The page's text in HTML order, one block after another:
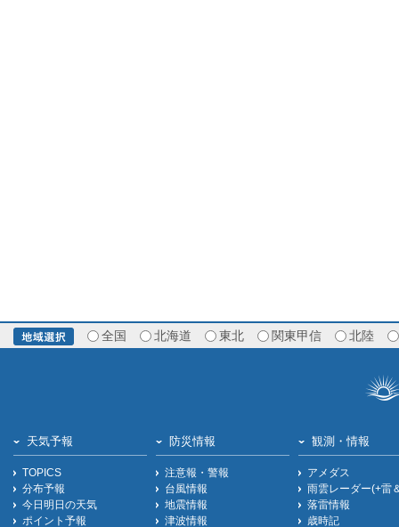
全国 北海道 東北 関東甲信 北陸
天気予報
TOPICS
分布予報
今日明日の天気
ポイント予報
防災情報
注意報・警報
台風情報
地震情報
津波情報
観測・情報
アメダス
雨雲レーダー(+雷
落雷情報
歳時記